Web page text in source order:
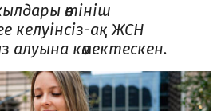
өтініш
келуінсіз-ақ ЖСН
алуына көмектескен.